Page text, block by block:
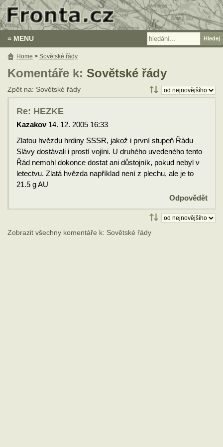
≡ MENU
Komentáře k: Sovětské řády
Zpět na: Sovětské řády
Re: HEZKE
Kazakov14. 12. 2005 16:33
Zlatou hvězdu hrdiny SSSR, jakož i první stupeň Řádu
Slávy dostávali i prostí vojíni. U druhého uvedeného tento
Řád nemohl dokonce dostat ani důstojník, pokud nebyl v
letectvu. Zlatá hvězda například není z plechu, ale je to
21.5 g AU
Odpovědět
Zobrazit všechny komentáře k: Sovětské řády
Home > Sovětské řády